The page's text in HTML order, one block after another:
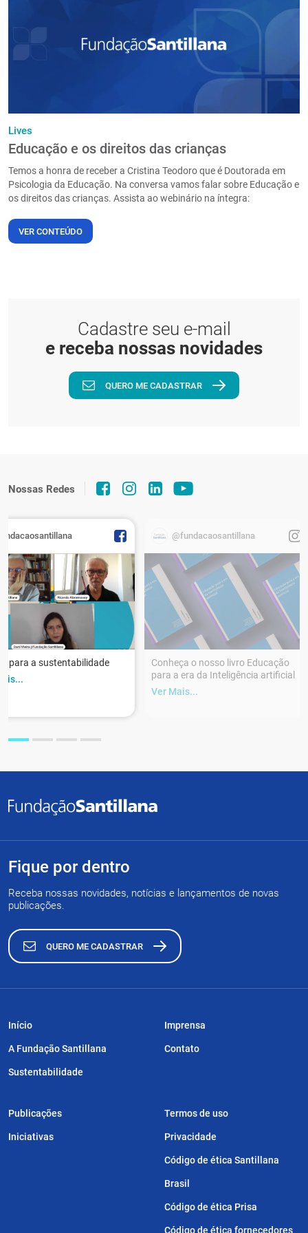
PT
Lives
Educação e os direitos das crianças
Temos a honra de receber a Cristina Teodoro que é Doutorada em
Psicologia da Educação. Na conversa vamos falar sobre Educação e
os direitos das crianças. Assista ao webinário na íntegra:
VER CONTEÚDO
Cadastre seu e-mail
e receba nossas novidades
QUERO ME CADASTRAR
Nossas Redes
para a sustentabilidade
@fundacaosantillana
Conheça o nosso livro Educação
para a era da Inteligência artificial
Ver Mais...
Fique por dentro
Receba nossas novidades, notícias e lançamentos de novas
publicações.
QUERO ME CADASTRAR
Início
A Fundação Santillana
Sustentabilidade
Publicações
Iniciativas
Imprensa
Contato
Termos de uso
Privacidade
Código de ética Santillana
Brasil
Código de ética Prisa
Código de ética fornecedores